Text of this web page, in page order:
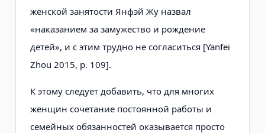
женской занятости Янфэй Жу назвал
«наказанием за замужество и рождение
детей», и с этим трудно не согласиться [Yanfei
Zhou 2015, р. 109].
К этому следует добавить, что для многих
женщин сочетание постоянной работы и
семейных обязанностей оказывается просто